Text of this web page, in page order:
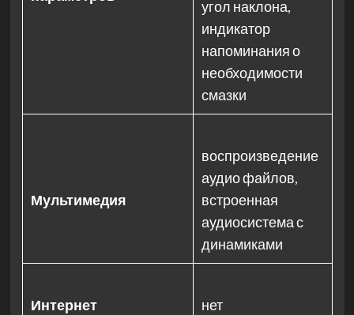
угол наклона,
индикатор
напоминания о
необходимости
смазки
Мультимедия
воспроизведение
аудио файлов,
встроенная
аудиосистема с
динамиками
Интернет нет